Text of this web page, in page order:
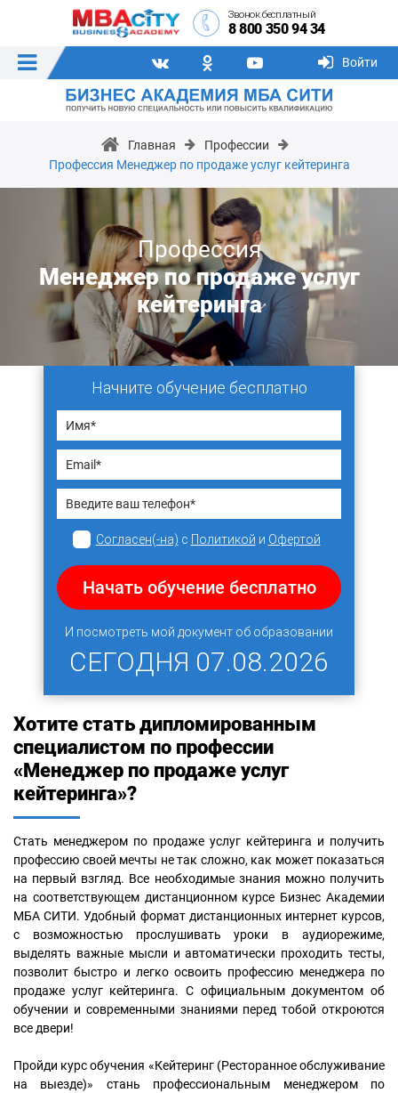
Звонок бесплатный
8 800 350 94 34
Войти
Главная
Профессии
Профессия Менеджер по продаже услуг кейтеринга
Профессия
Менеджер по продаже услуг
кейтеринга
Начните обучение бесплатно
Согласен(-на) с Политикой и Офертой
Начать обучение бесплатно
И посмотреть мой документ об образовании
СЕГОДНЯ 07.08.2026
Хотите стать дипломированным
специалистом по профессии
«Менеджер по продаже услуг
кейтеринга»?
Стать менеджером по продаже услуг кейтеринга и получить
профессию своей мечты не так сложно, как может показаться
на первый взгляд. Все необходимые знания можно получить
на соответствующем дистанционном курсе Бизнес Академии
МБА СИТИ. Удобный формат дистанционных интернет курсов,
с возможностью прослушивать уроки в аудиорежиме,
выделять важные мысли и автоматически проходить тесты,
позволит быстро и легко освоить профессию менеджера по
продаже услуг кейтеринга. С официальным документом об
обучении и современными знаниями перед тобой откроются
все двери!
Пройди курс обучения «Кейтеринг (Ресторанное обслуживание
на выезде)» стань профессиональным менеджером по